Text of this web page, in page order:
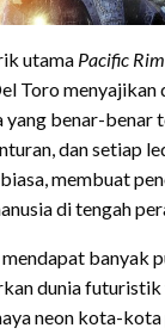
utama Pacific Rim
Toro menyajikan
yang benar-benar
dan setiap
membuat
di tengah
banyak
dunia futuristik
neon kota-